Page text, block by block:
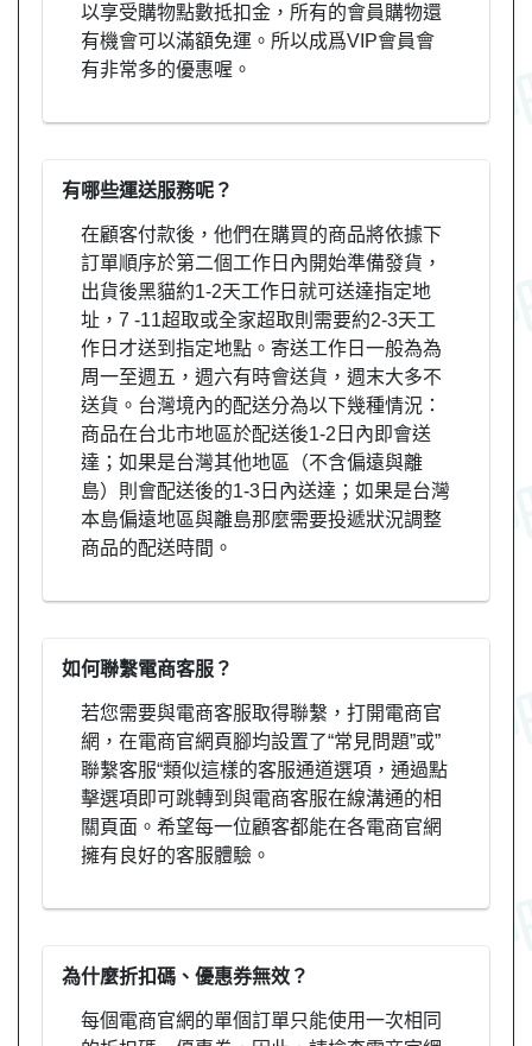
以享受購物點數抵扣金，所有的會員購物還
有機會可以滿額免運。所以成爲VIP會員會
有非常多的優惠喔。
有哪些運送服務呢？
在顧客付款後，他們在購買的商品將依據下
訂單順序於第二個工作日內開始準備發貨，
出貨後黑貓約1-2天工作日就可送達指定地
址，7 -11超取或全家超取則需要約2-3天工
作日才送到指定地點。寄送工作日一般為為
周一至週五，週六有時會送貨，週末大多不
送貨。台灣境內的配送分為以下幾種情況：
商品在台北市地區於配送後1-2日內即會送
達；如果是台灣其他地區（不含偏遠與離
島）則會配送後的1-3日內送達；如果是台灣
本島偏遠地區與離島那麼需要投遞狀況調整
商品的配送時間。
如何聯繫電商客服？
若您需要與電商客服取得聯繫，打開電商官
網，在電商官網頁腳均設置了“常見問題”或”
聯繫客服“類似這樣的客服通道選項，通過點
擊選項即可跳轉到與電商客服在線溝通的相
關頁面。希望每一位顧客都能在各電商官網
擁有良好的客服體驗。
為什麼折扣碼、優惠券無效？
每個電商官網的單個訂單只能使用一次相同